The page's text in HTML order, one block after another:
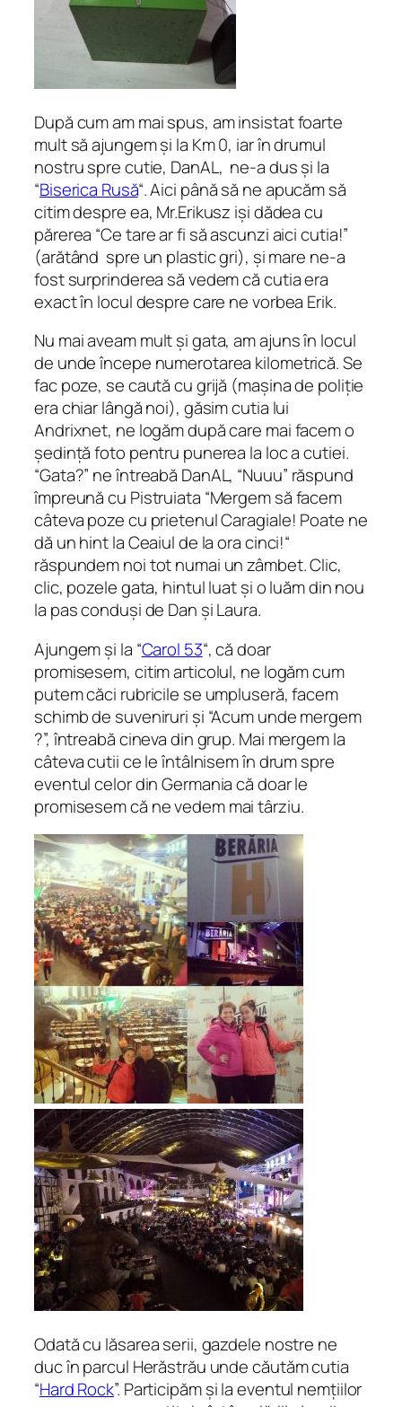
După cum am mai spus, am insistat foarte
mult să ajungem și la Km 0, iar în drumul
nostru spre cutie, DanAL, ne-a dus și la
“Biserica Rusă“. Aici până să ne apucăm să
citim despre ea, Mr.Erikusz iși dădea cu
părerea “Ce tare ar fi să ascunzi aici cutia!”
(arătând spre un plastic gri), și mare ne-a
fost surprinderea să vedem că cutia era
exact în locul despre care ne vorbea Erik.
Nu mai aveam mult și gata, am ajuns în locul
de unde începe numerotarea kilometrică. Se
fac poze, se caută cu grijă (mașina de poliție
era chiar lângă noi), găsim cutia lui
Andrixnet, ne logăm după care mai facem o
ședință foto pentru punerea la loc a cutiei.
“Gata?” ne întreabă DanAL, “Nuuu” răspund
împreună cu Pistruiata “Mergem să facem
câteva poze cu prietenul Caragiale! Poate ne
dă un hint la Ceaiul de la ora cinci!“
răspundem noi tot numai un zâmbet. Clic,
clic, pozele gata, hintul luat și o luăm din nou
la pas conduși de Dan și Laura.
Ajungem și la “Carol 53“, că doar
promisesem, citim articolul, ne logăm cum
putem căci rubricile se umpluseră, facem
schimb de suveniruri și “Acum unde mergem
?”, întreabă cineva din grup. Mai mergem la
câteva cutii ce le întâlnisem în drum spre
eventul celor din Germania că doar le
promisesem că ne vedem mai târziu.
Odată cu lăsarea serii, gazdele nostre ne
duc în parcul Herăstrău unde căutăm cutia
“Hard Rock”. Participăm și la eventul nemțiilor